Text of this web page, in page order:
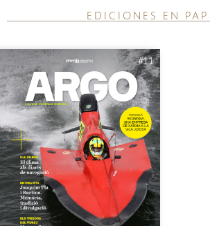
EDICIONES EN